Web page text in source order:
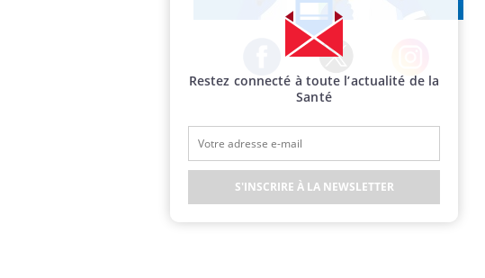
Facebook Twitter Instagram
Restez connecté à toute l’actualité de la
Santé
S'INSCRIRE À LA NEWSLETTER